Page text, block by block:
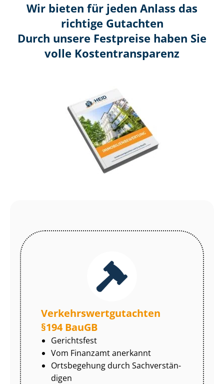
Wir bieten für jeden Anlass das
richtige Gutachten
Durch unsere Festpreise haben Sie
volle Kosten­transparenz
Ver­kehrs­wert­gut­ach­ten
§194 BauGB
Gerichtsfest
Vom Finanzamt anerkannt
Ortsbegehung durch Sach­ver­stän­
di­gen